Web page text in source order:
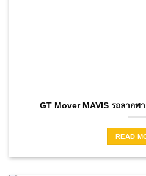
GT Mover MAVIS รถลากพ
READ